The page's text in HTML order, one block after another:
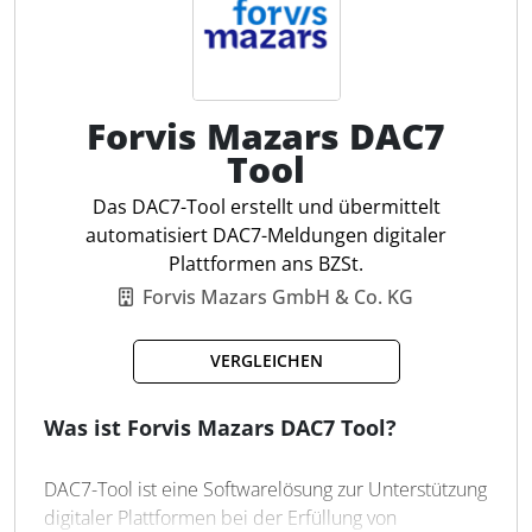
Erleichterung bei der Einhaltung der gesetzlichen
Datenimport ERP/Excel
Autom. XML-Konvertierung
TIN/VAT-Nummernprüfung
XML-Schema Validierung
Meldung ans BZSt
Übermittlungsprotokoll
Datenauthentizität
Forvis Mazars DAC7
Tool
Das DAC7-Tool erstellt und übermittelt
automatisiert DAC7-Meldungen digitaler
Plattformen ans BZSt.
Forvis Mazars GmbH & Co. KG
VERGLEICHEN
Was ist Forvis Mazars DAC7 Tool?
DAC7-Tool ist eine Softwarelösung zur Unterstützung
digitaler Plattformen bei der Erfüllung von